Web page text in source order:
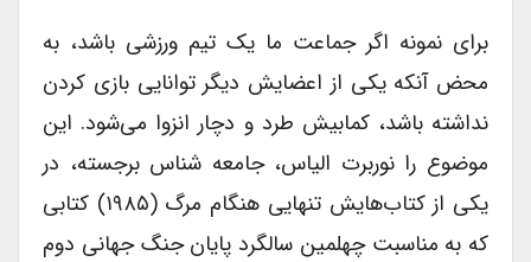
برای نمونه اگر جماعت ما یک تیم ورزشی باشد، به
محض آنکه یکی از اعضایش دیگر توانایی بازی کردن
نداشته باشد، کمابیش طرد و دچار انزوا می‌شود. این
موضوع را نوربرت الیاس، جامعه شناس برجسته، در
یکی از کتاب‌هایش تنهایی هنگام مرگ (۱۹۸۵) کتابی
که به مناسبت چهلمین سالگرد پایان جنگ جهانی دوم